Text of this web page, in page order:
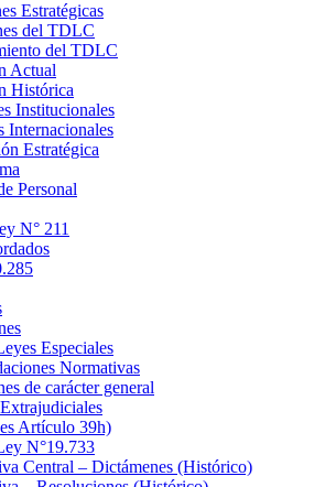
Estratégicas
del TDLC
del TDLC
Actual
Histórica
Institucionales
Internacionales
Estratégica
Personal
N° 211
Especiales
Normativas
de carácter general
Artículo 39h)
N°19.733
Central – Dictámenes (Histórico)